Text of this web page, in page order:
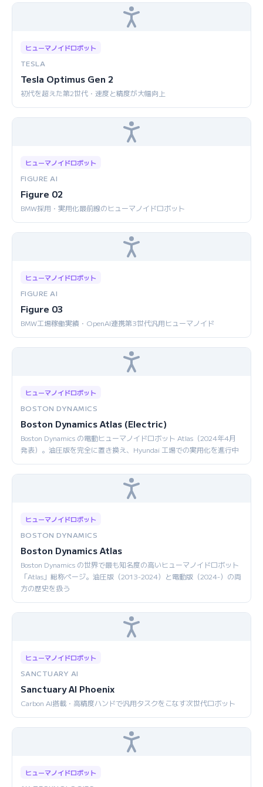
ヒューマノイドロボット
TESLA
Tesla Optimus Gen 2
初代を超えた第2世代・速度と精度が大幅向上
ヒューマノイドロボット
FIGURE AI
Figure 02
BMW採用・実用化最前線のヒューマノイドロボット
ヒューマノイドロボット
FIGURE AI
Figure 03
BMW工場稼働実績・OpenAI連携第3世代汎用ヒューマノイド
ヒューマノイドロボット
BOSTON DYNAMICS
Boston Dynamics Atlas (Electric)
Boston Dynamics の電動ヒューマノイドロボット Atlas（2024年4月
発表）。油圧版を完全に置き換え、Hyundai 工場での実用化を進行中
ヒューマノイドロボット
BOSTON DYNAMICS
Boston Dynamics Atlas
Boston Dynamics の世界で最も知名度の高いヒューマノイドロボット
「Atlas」総称ページ。油圧版（2013-2024）と電動版（2024-）の両
方の歴史を扱う
ヒューマノイドロボット
SANCTUARY AI
Sanctuary AI Phoenix
Carbon AI搭載・高精度ハンドで汎用タスクをこなす次世代ロボット
ヒューマノイドロボット